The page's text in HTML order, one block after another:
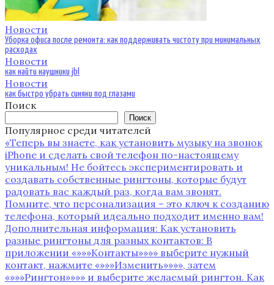
Новости
Уборка офиса после ремонта: как поддерживать чистоту при минимальных
расходах
Новости
как найти наушники jbl
Новости
как быстро убрать синяки под глазами
Поиск
Поиск
Популярное среди читателей
«Теперь вы знаете, как установить музыку на звонок
iPhone и сделать свой телефон по-настоящему
уникальным! Не бойтесь экспериментировать и
создавать собственные рингтоны, которые будут
радовать вас каждый раз, когда вам звонят.
Помните, что персонализация – это ключ к созданию
телефона, который идеально подходит именно вам!
Дополнительная информация: Как установить
разные рингтоны для разных контактов: В
приложении «»»»Контакты»»»» выберите нужный
контакт, нажмите «»»»Изменить»»»», затем
«»»»Рингтон»»»» и выберите желаемый рингтон. Как